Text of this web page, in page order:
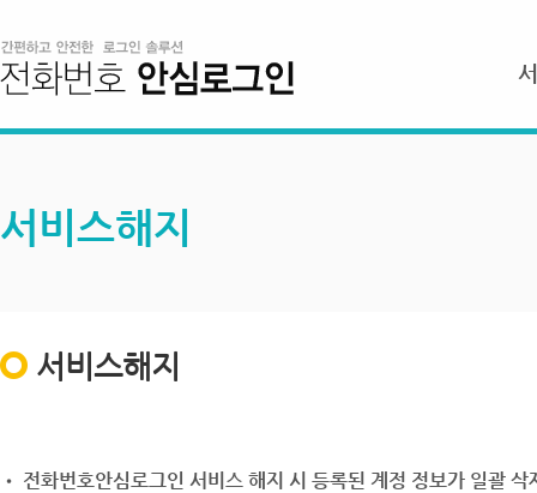
서비스해지
서비스해지
• 전화번호안심로그인 서비스 해지 시 등록된 계정 정보가 일괄